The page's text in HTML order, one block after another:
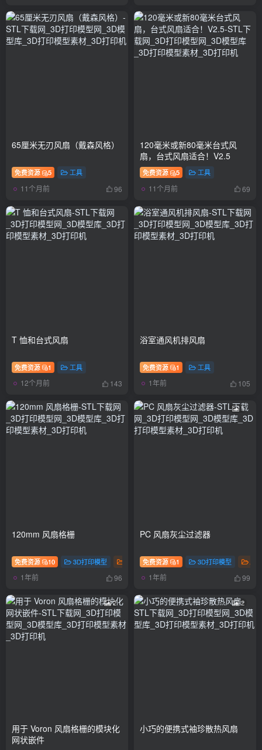
65厘米无刃风扇（戴森风格）
免费资源 5 工具
11个月前 96
120毫米或新80毫米台式风
扇，台式风扇适合！V2.5
免费资源 5 工具
11个月前 69
T 恤和台式风扇
免费资源 1 工具
12个月前 143
浴室通风机排风扇
免费资源 1 工具
1年前 105
120mm 风扇格栅
免费资源 10 3D打印模型
1年前 96
1
PC 风扇灰尘过滤器
免费资源 1 3D打印模型
1年前 99
2
用于 Voron 风扇格栅的模块化
网状嵌件
2
小巧的便携式袖珍散热风扇